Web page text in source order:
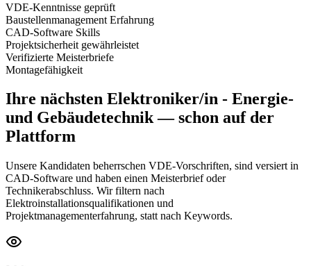
VDE-Kenntnisse geprüft
Baustellenmanagement Erfahrung
CAD-Software Skills
Projektsicherheit gewährleistet
Verifizierte Meisterbriefe
Montagefähigkeit
Ihre nächsten Elektroniker/in - Energie-
und Gebäudetechnik— schon auf der
Plattform
Unsere Kandidaten beherrschen VDE-Vorschriften, sind versiert in
CAD-Software und haben einen Meisterbrief oder
Technikerabschluss. Wir filtern nach
Elektroinstallationsqualifikationen und
Projektmanagementerfahrung, statt nach Keywords.